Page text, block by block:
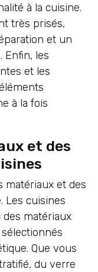
à la cuisine.
très prisés,
et un
Enfin, les
et les
à la fois
et des
matériaux et des
Les cuisines
matériaux
Que vous
du verre